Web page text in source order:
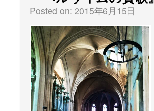
Posted on: 2015年6月15日